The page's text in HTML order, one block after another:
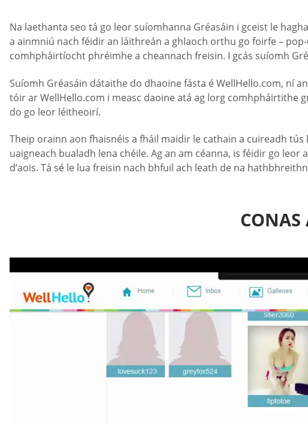
Na laethanta seo tá go leor suíomhanna Gréasáin i gceist le
a ainmniú nach féidir an láithreán a ghlaoch orthu go foirfe –
comhpháirtíocht phréimhe a cheannach freisin. I gcás suíomh
Suíomh Gréasáin dátaithe do dhaoine fásta é WellHello.com, ní
tóir ar WellHello.com i measc daoine atá ag lorg comhpháirtithe
do go leor léitheoirí.
Theip orainn aon fhaisnéis a fháil maidir le cathain a cuireadh
uaigneach bualadh lena chéile. Ag an am céanna, is féidir go
d’aois. Tá sé le lua freisin nach bhfuil ach leath de na